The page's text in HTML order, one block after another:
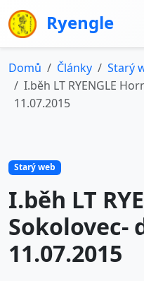
Ryengle
Domů Články
Starý
I.běh LT RYENGLE
11.07.2015
Starý web
I.běh LT
Sokolovec-
11.07.2015